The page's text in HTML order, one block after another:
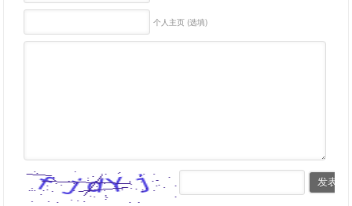
个人主页 (选填)